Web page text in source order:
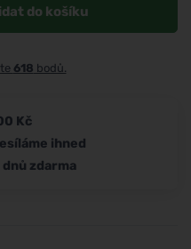
do košíku
618 bodů.
Kč
ihned
zdarma